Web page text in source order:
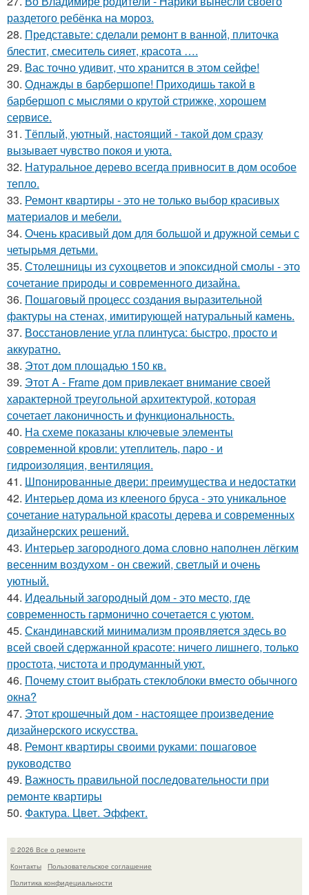
раздетого ребёнка на мороз.
28. Представьте: сделали ремонт в ванной, плиточка
блестит, смеситель сияет, красота ….
29. Вас точно удивит, что хранится в этом сейфе!
30. Однажды в барбершопе! Приходишь такой в
барбершоп с мыслями о крутой стрижке, хорошем
сервисе.
31. Тёплый, уютный, настоящий - такой дом сразу
вызывает чувство покоя и уюта.
32. Натуральное дерево всегда привносит в дом особое
тепло.
33. Ремонт квартиры - это не только выбор красивых
материалов и мебели.
34. Очень красивый дом для большой и дружной семьи с
четырьмя детьми.
35. Столешницы из сухоцветов и эпоксидной смолы - это
сочетание природы и современного дизайна.
36. Пошаговый процесс создания выразительной
фактуры на стенах, имитирующей натуральный камень.
37. Восстановление угла плинтуса: быстро, просто и
аккуратно.
38. Этот дом площадью 150 кв.
39. Этот A - Frame дом привлекает внимание своей
характерной треугольной архитектурой, которая
сочетает лаконичность и функциональность.
40. На схеме показаны ключевые элементы
современной кровли: утеплитель, паро - и
гидроизоляция, вентиляция.
41. Шпонированные двери: преимущества и недостатки
42. Интерьер дома из клееного бруса - это уникальное
сочетание натуральной красоты дерева и современных
дизайнерских решений.
43. Интерьер загородного дома словно наполнен лёгким
весенним воздухом - он свежий, светлый и очень
уютный.
44. Идеальный загородный дом - это место, где
современность гармонично сочетается с уютом.
45. Скандинавский минимализм проявляется здесь во
всей своей сдержанной красоте: ничего лишнего, только
простота, чистота и продуманный уют.
46. Почему стоит выбрать стеклоблоки вместо обычного
окна?
47. Этот крошечный дом - настоящее произведение
дизайнерского искусства.
48. Ремонт квартиры своими руками: пошаговое
руководство
49. Важность правильной последовательности при
ремонте квартиры
50. Фактура. Цвет. Эффект.
© 2026 Все о ремонте
Контакты
Пользовательское соглашение
Политика конфидециальности